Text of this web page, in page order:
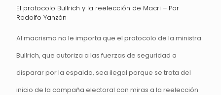
El protocolo Bullrich y la reelección de Macri – Por
Rodolfo Yanzón
Al macrismo no le importa que el protocolo de la ministra
Bullrich, que autoriza a las fuerzas de seguridad a
disparar por la espalda, sea ilegal porque se trata del
inicio de la campaña electoral con miras a la reelección